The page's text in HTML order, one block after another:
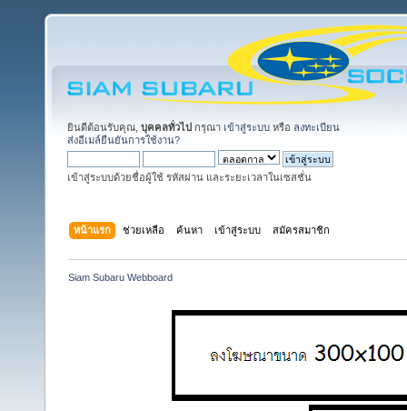
ยินดีต้อนรับคุณ, บุคคลทั่วไป กรุณา เข้าสู่ระบบ หรือ ลงทะเบียน
ส่งอีเมล์ยืนยันการใช้งาน?
เข้าสู่ระบบด้วยชื่อผู้ใช้ รหัสผ่าน และระยะเวลาในเซสชั่น
หน้าแรก ช่วยเหลือ ค้นหา เข้าสู่ระบบ สมัครสมาชิก
Siam Subaru Webboard